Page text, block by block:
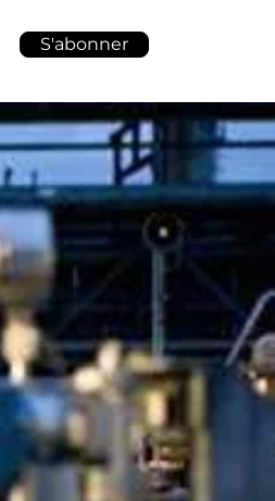
S'abonner